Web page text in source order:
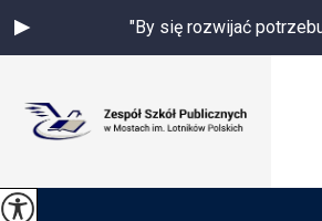
"By się rozwijać